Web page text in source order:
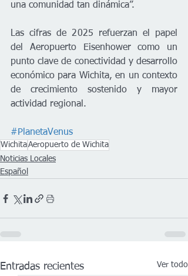
una comunidad tan dinámica”.
Las cifras de 2025 refuerzan el papel
del Aeropuerto Eisenhower como un
punto clave de conectividad y desarrollo
económico para Wichita, en un contexto
de crecimiento sostenido y mayor
actividad regional.
#PlanetaVenus
WichitaAeropuerto de Wichita
Noticias Locales
Español
Entradas recientes Ver todo